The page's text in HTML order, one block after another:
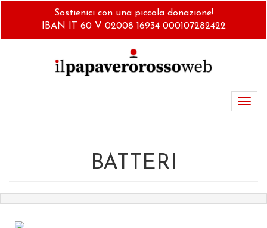
Sostienici con una piccola donazione!
IBAN IT 60 V 02008 16934 000107282422
BATTERI